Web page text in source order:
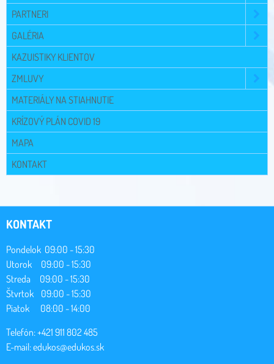
PARTNERI
GALÉRIA
KAZUISTIKY KLIENTOV
ZMLUVY
MATERIÁLY NA STIAHNUTIE
KRÍZOVÝ PLÁN COVID 19
MAPA
KONTAKT
KONTAKT
Pondelok 09:00 - 15:30
Utorok 09:00 - 15:30
Streda 09:00 - 15:30
Štvrtok 09:00 - 15:30
Piatok 08:00 - 14:00
Telefón: +421 911 802 485
E-mail:edukos@edukos.sk